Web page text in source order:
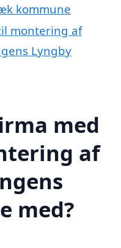
kommune
montering af
Lyngby
med
af
med?